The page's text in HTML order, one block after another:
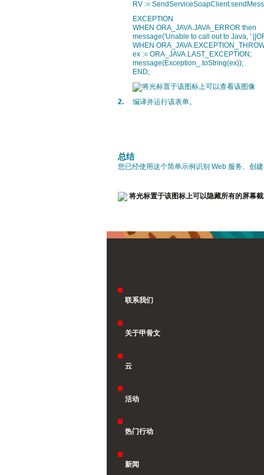
RV :=
EXCEPTION
WHEN ORA_JAVA.JAVA_ERROR then
message('Unable to call out to Java, '
WHEN
ex := ORA_JAVA.LAST_EXCEPTION;
message(Exception_.toString(ex));
END;
2. 编译并运行该表单。
总结
您已经使用这个简单示例识别 Web 服务、创
将光标置于该图标上可以隐藏所有的屏幕
联系我们
关于甲骨文
云
活动
热门行动
新闻